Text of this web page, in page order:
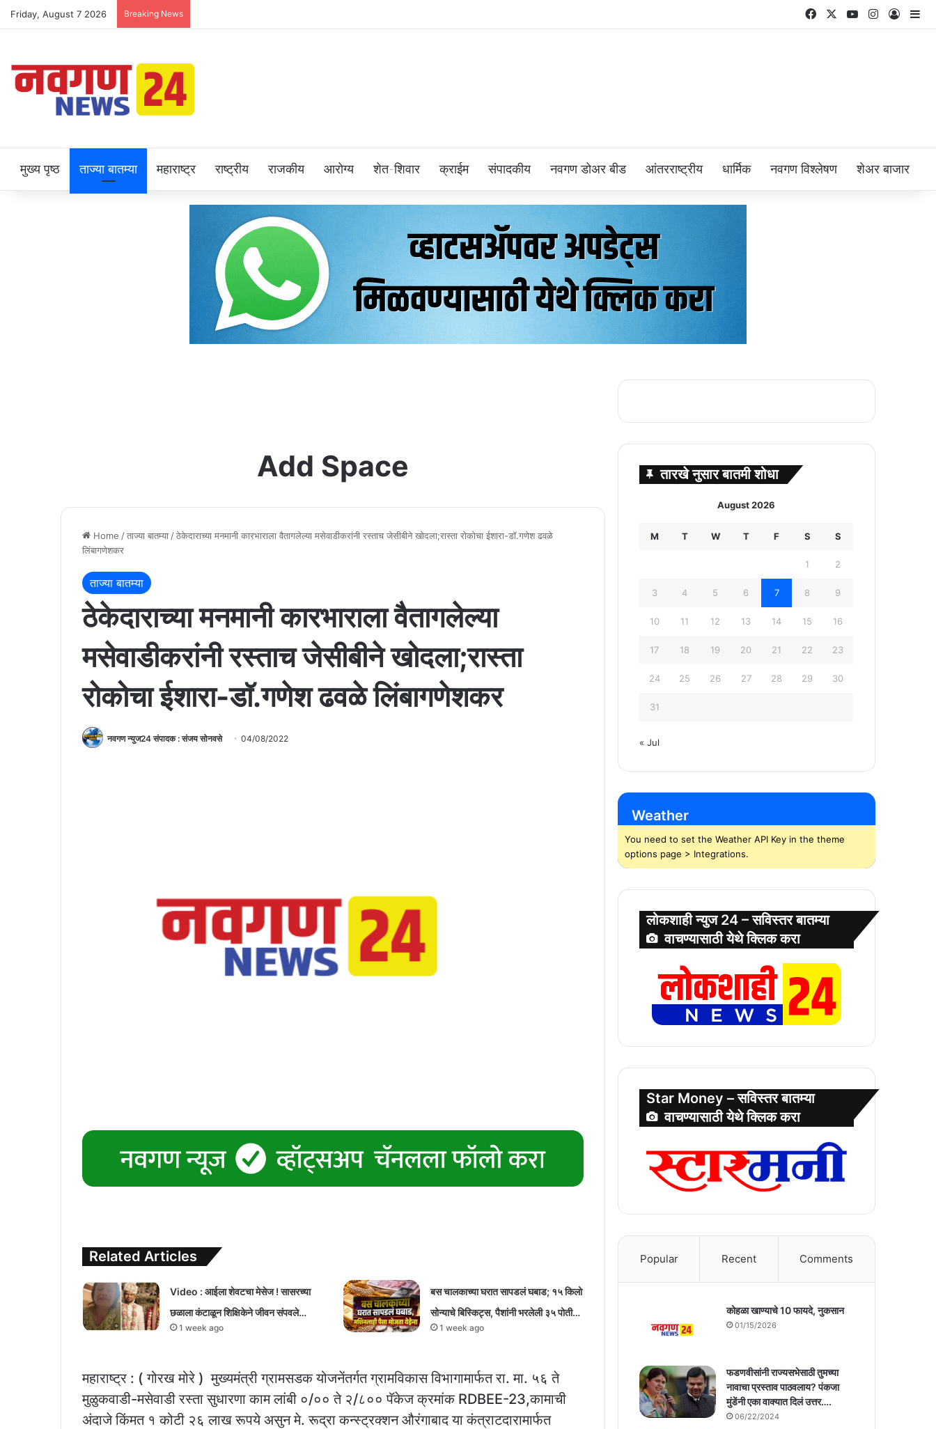
Friday, August 7 2026 Breaking News FacebookYouTubeInstagram
Log In
मुख्य पृष्ठ ताज्या बातम्या महाराष्ट्र राष्ट्रीय राजकीय आरोग्य शेत-शिवार क्राईम संपादकीय नवगण डोअर बीड आंतरराष्ट्रीय धार्मिक नवगण विश्लेषण शेअर बाजार
Add Space
Home /ताज्या बातम्या /ठेकेदाराच्या मनमानी कारभाराला वैतागलेल्या मसेवाडीकरांनी रस्ताच जेसीबीने खोदला;रास्ता रोकोचा ईशारा-डाॅ.गणेश ढवळे
लिंबागणेशकर
ताज्या बातम्या
ठेकेदाराच्या मनमानी कारभाराला वैतागलेल्या
मसेवाडीकरांनी रस्ताच जेसीबीने खोदला;रास्ता
रोकोचा ईशारा-डाॅ.गणेश ढवळे लिंबागणेशकर
नवगण न्युज24 संपादक : संजय सोनवसे 04/08/2022
Related Articles
Video : आईला शेवटचा मेसेज ! सासरच्या
छळाला कंटाळून शिक्षिकेने जीवन संपवले…
1 week ago
बस चालकाच्या घरात सापडलं घबाड; १५ किलो
सोन्याचे बिस्किट्स, पैशांनी भरलेली ३५ पोती…
1 week ago
महाराष्ट्र : ( गोरख मोरे ) मुख्यमंत्री ग्रामसडक योजनेंतर्गत ग्रामविकास विभागामार्फत रा. मा. ५६ ते
मुळुकवाडी-मसेवाडी रस्ता सुधारणा काम लांबी ०/०० ते २/८०० पॅकेज क्रमांक RDBEE-23,कामाची
अंदाजे किंमत १ कोटी २६ लाख रूपये असुन मे. रूद्रा कन्स्ट्रक्शन औरंगाबाद या कंत्राटदारामार्फत
तारखे नुसार बातमी शोधा
August 2026
M T W T F S S
1 2
3 4 5 6 7 8 9
10 11 12 13 14 15 16
17 18 19 20 21 22 23
24 25 26 27 28 29 30
31
« Jul
Weather
You need to set the Weather API Key in the theme
options page > Integrations.
लोकशाही न्युज 24 – सविस्तर बातम्या
वाचण्यासाठी येथे क्लिक करा
Star Money – सविस्तर बातम्या
वाचण्यासाठी येथे क्लिक करा
Popular Recent Comments
कोहळा खाण्याचे 10 फायदे, नुकसान
01/15/2026
फडणवीसांनी राज्यसभेसाठी तुमच्या
नावाचा प्रस्ताव पाठवलाय? पंकजा
मुंडेंनी एका वाक्यात दिलं उत्तर….
06/22/2024